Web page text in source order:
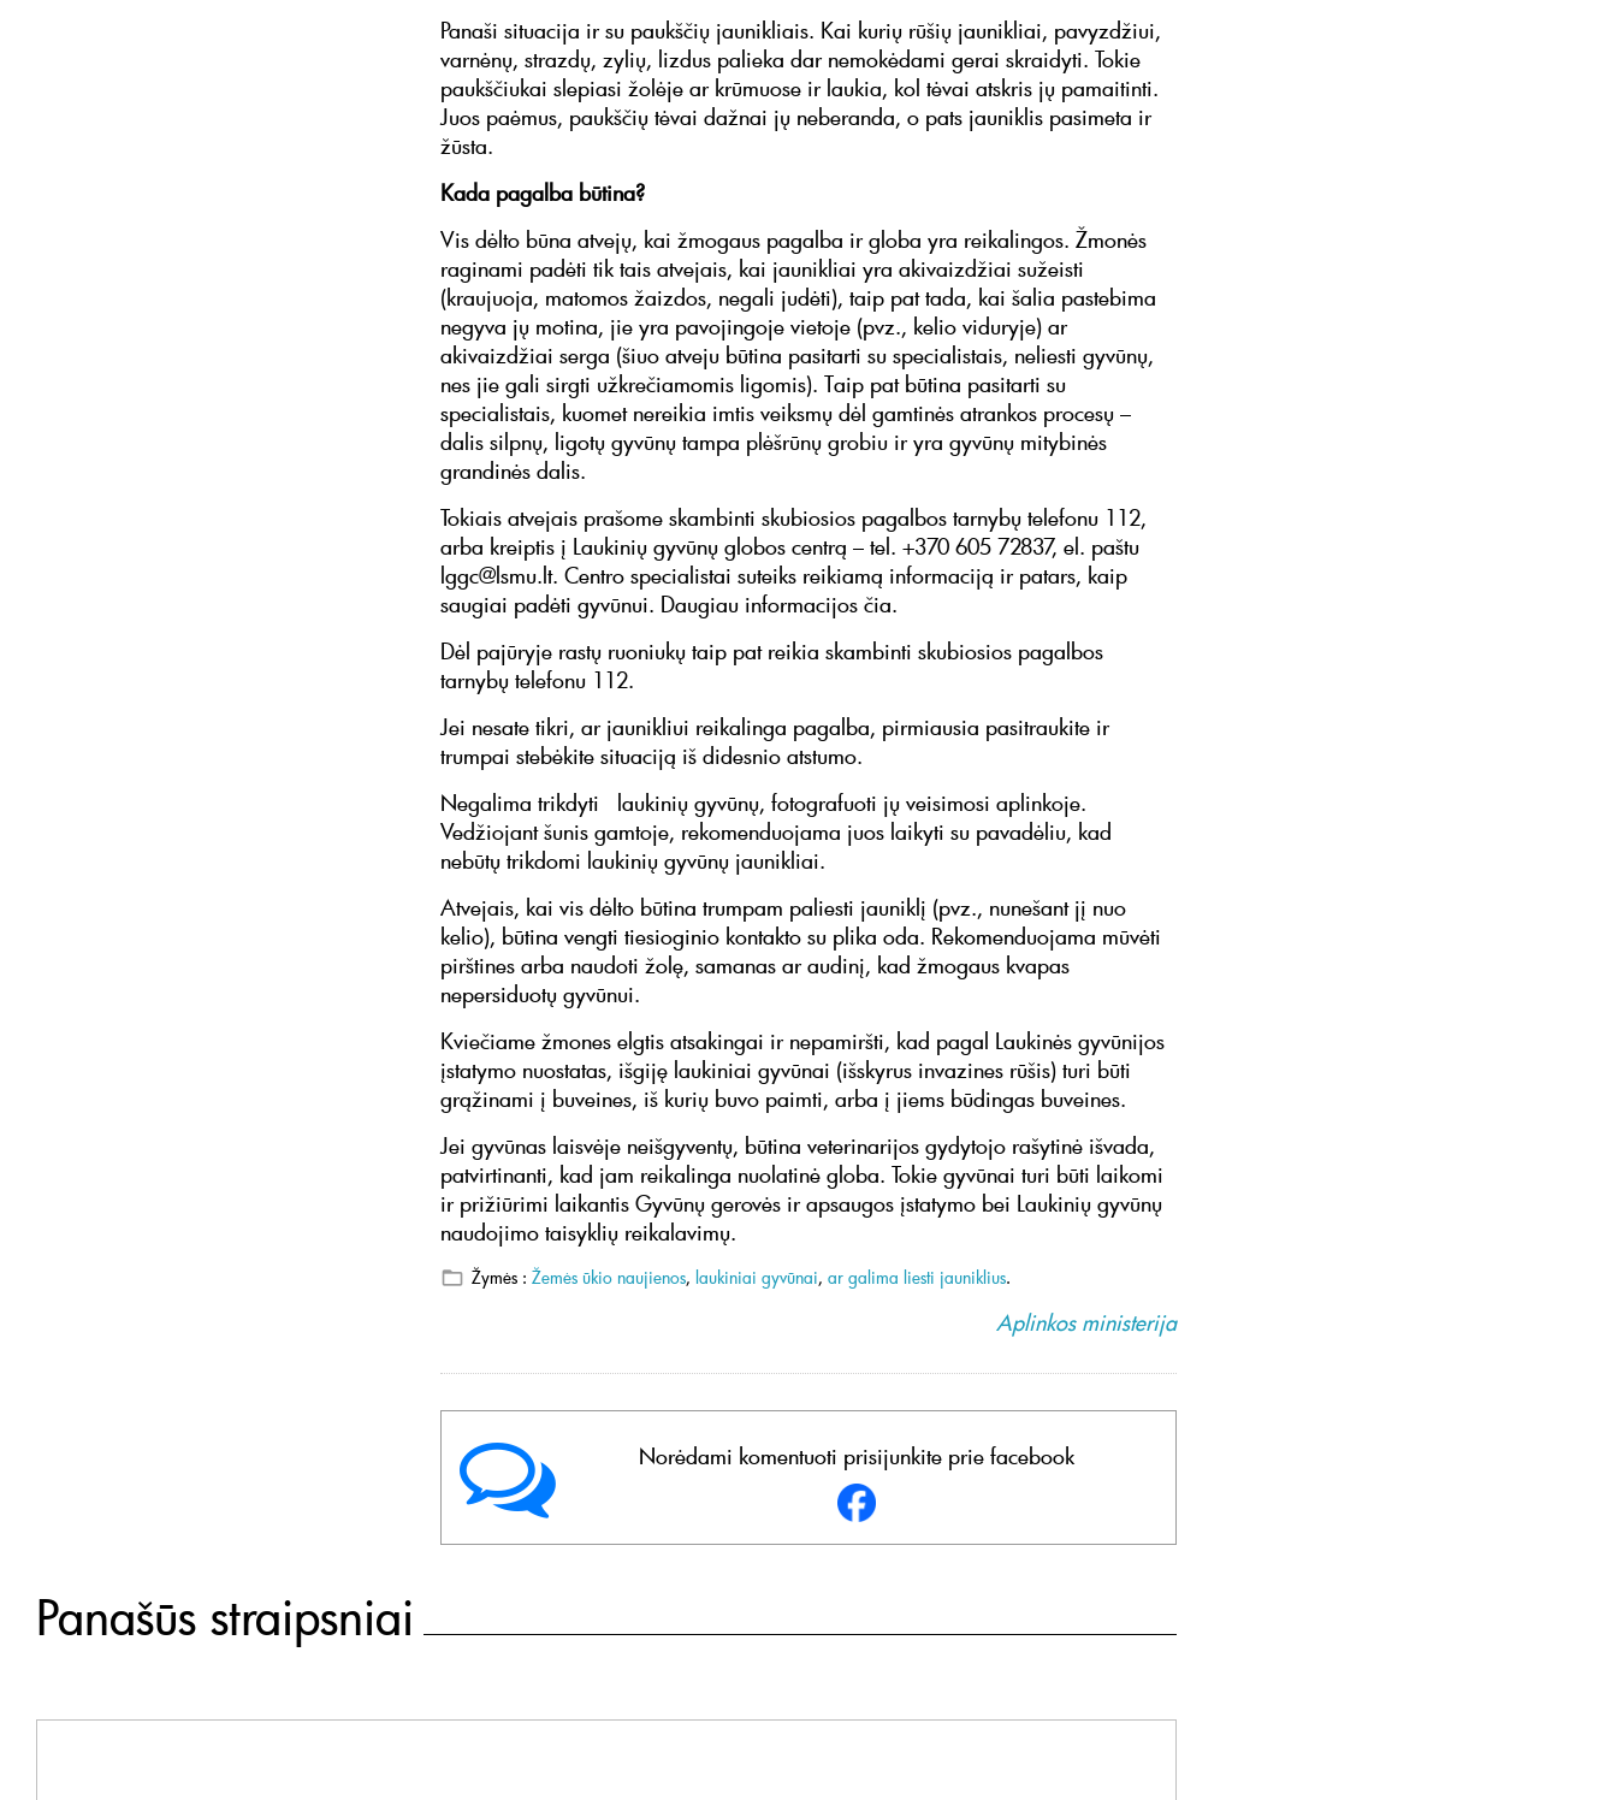
Panaši situacija ir su paukščių jaunikliais. Kai kurių rūšių jaunikliai, pavyzdžiui,
varnėnų, strazdų, zylių, lizdus palieka dar nemokėdami gerai skraidyti. Tokie
paukščiukai slepiasi žolėje ar krūmuose ir laukia, kol tėvai atskris jų pamaitinti.
Juos paėmus, paukščių tėvai dažnai jų neberanda, o pats jauniklis pasimeta ir
žūsta.
Kada pagalba būtina?
Vis dėlto būna atvejų, kai žmogaus pagalba ir globa yra reikalingos. Žmonės
raginami padėti tik tais atvejais, kai jaunikliai yra akivaizdžiai sužeisti
(kraujuoja, matomos žaizdos, negali judėti), taip pat tada, kai šalia pastebima
negyva jų motina, jie yra pavojingoje vietoje (pvz., kelio viduryje) ar
akivaizdžiai serga (šiuo atveju būtina pasitarti su specialistais, neliesti gyvūnų,
nes jie gali sirgti užkrečiamomis ligomis). Taip pat būtina pasitarti su
specialistais, kuomet nereikia imtis veiksmų dėl gamtinės atrankos procesų –
dalis silpnų, ligotų gyvūnų tampa plėšrūnų grobiu ir yra gyvūnų mitybinės
grandinės dalis.
Tokiais atvejais prašome skambinti skubiosios pagalbos tarnybų telefonu 112,
arba kreiptis į Laukinių gyvūnų globos centrą – tel. +370 605 72837, el. paštu
lggc@lsmu.lt. Centro specialistai suteiks reikiamą informaciją ir patars, kaip
saugiai padėti gyvūnui. Daugiau informacijos čia.
Dėl pajūryje rastų ruoniukų taip pat reikia skambinti skubiosios pagalbos
tarnybų telefonu 112.
Jei nesate tikri, ar jaunikliui reikalinga pagalba, pirmiausia pasitraukite ir
trumpai stebėkite situaciją iš didesnio atstumo.
Negalima trikdyti laukinių gyvūnų, fotografuoti jų veisimosi aplinkoje.
Vedžiojant šunis gamtoje, rekomenduojama juos laikyti su pavadėliu, kad
nebūtų trikdomi laukinių gyvūnų jaunikliai.
Atvejais, kai vis dėlto būtina trumpam paliesti jauniklį (pvz., nunešant jį nuo
kelio), būtina vengti tiesioginio kontakto su plika oda. Rekomenduojama mūvėti
pirštines arba naudoti žolę, samanas ar audinį, kad žmogaus kvapas
nepersiduotų gyvūnui.
Kviečiame žmones elgtis atsakingai ir nepamiršti, kad pagal Laukinės gyvūnijos
įstatymo nuostatas, išgiję laukiniai gyvūnai (išskyrus invazines rūšis) turi būti
grąžinami į buveines, iš kurių buvo paimti, arba į jiems būdingas buveines.
Jei gyvūnas laisvėje neišgyventų, būtina veterinarijos gydytojo rašytinė išvada,
patvirtinanti, kad jam reikalinga nuolatinė globa. Tokie gyvūnai turi būti laikomi
ir prižiūrimi laikantis Gyvūnų gerovės ir apsaugos įstatymo bei Laukinių gyvūnų
naudojimo taisyklių reikalavimų.
Žymės : Žemės ūkio naujienos, laukiniai gyvūnai, ar galima liesti jauniklius.
Aplinkos ministerija
Norėdami komentuoti prisijunkite prie facebook
Panašūs straipsniai